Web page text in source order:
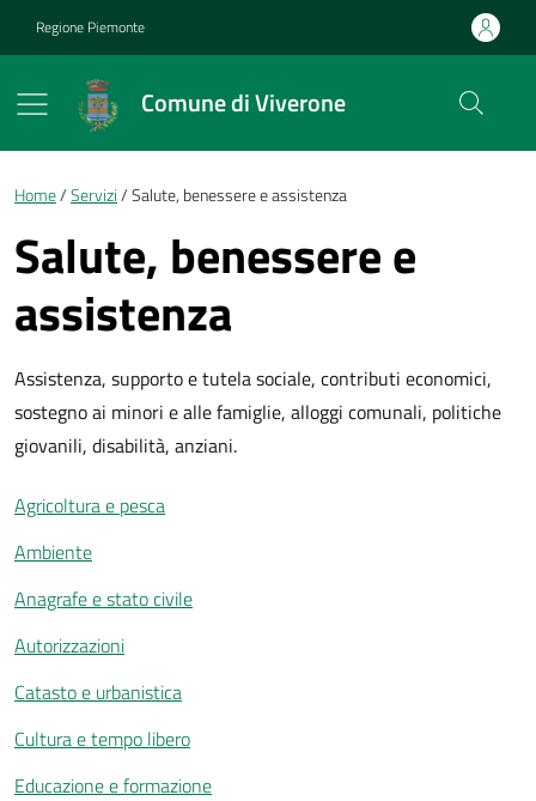
Regione Piemonte
Comune di Viverone
Briciole di pane
Home Servizi Salute, benessere e assistenza
Salute, benessere e
assistenza
Assistenza, supporto e tutela sociale, contributi economici,
sostegno ai minori e alle famiglie, alloggi comunali, politiche
giovanili, disabilità, anziani.
Agricoltura e pesca
Ambiente
Anagrafe e stato civile
Autorizzazioni
Catasto e urbanistica
Cultura e tempo libero
Educazione e formazione